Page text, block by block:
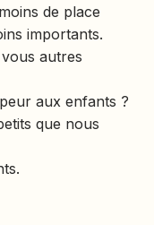
de place
importants.
autres
aux enfants ?
que nous